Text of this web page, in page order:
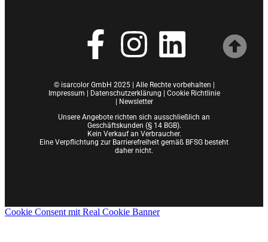
© isarcolor GmbH 2025 | Alle Rechte vorbehalten |
Impressum
Datenschutzerklärung | Cookie Richtlinie
Newsletter
Unsere Angebote richten sich ausschließlich an
Geschäftskunden (§ 14 BGB).
Kein Verkauf an Verbraucher.
Eine Verpflichtung zur Barrierefreiheit gemäß BFSG besteht
daher nicht.
Cookie Consent mit Real Cookie Banner